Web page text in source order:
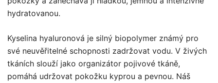
hydratovanou.
Kyselina hyaluronová je silný biopolymer známý pro
své neuvěřitelné schopnosti zadržovat vodu. V živých
tkáních slouží jako organizátor pojivové tkáně,
pomáhá udržovat pokožku kyprou a pevnou. Náš